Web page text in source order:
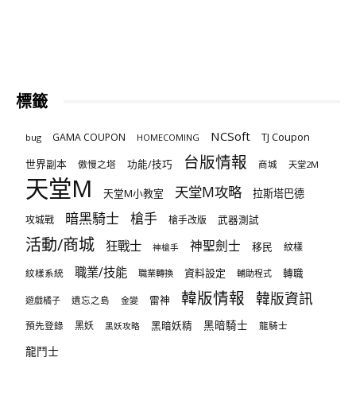
標籤
bug GAMA COUPON HOMECOMING NCSoft
TJ Coupon
世界副本
傲慢之塔 功能/技巧 台版情報 商城 天堂2M
天堂M 天堂M小教室 天堂M攻略 拉斯塔巴德
攻城戰 暗黑騎士 槍手 槍手改版 武器測試
活動/商城 狂戰士 神槍手 神聖劍士 移民 紋樣
紋樣系統 職業/技能 職業轉換 資料設定 輔助程式 轉職
遊戲橘子 遺忘之島 金變 雷神 韓版情報 韓版資訊
預先登錄 黑妖 黑妖攻略 黑暗妖精 黑暗騎士 龍騎士
龍鬥士